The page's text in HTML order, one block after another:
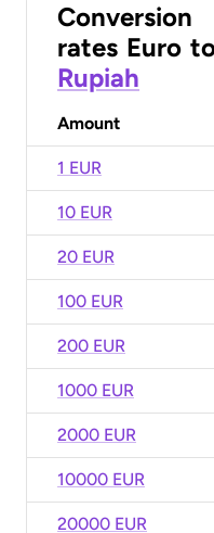
Conversion
rates Euro
Rupiah
Amount
1 EUR
10 EUR
20 EUR
100 EUR
200 EUR
1000 EUR
2000 EUR
10000 EUR
20000 EUR